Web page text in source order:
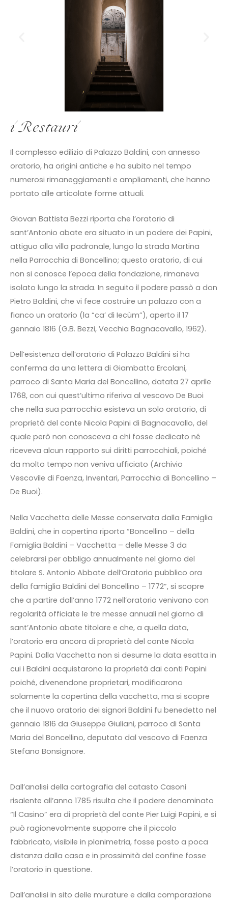
i Restauri
Il complesso edilizio di Palazzo Baldini, con annesso
oratorio, ha origini antiche e ha subito nel tempo
numerosi rimaneggiamenti e ampliamenti, che hanno
portato alle articolate forme attuali.
Giovan Battista Bezzi riporta che l’oratorio di
sant’Antonio abate era situato in un podere dei Papini,
attiguo alla villa padronale, lungo la strada Martina
nella Parrocchia di Boncellino; questo oratorio, di cui
non si conosce l’epoca della fondazione, rimaneva
isolato lungo la strada. In seguito il podere passò a don
Pietro Baldini, che vi fece costruire un palazzo con a
fianco un oratorio (la “ca’ di Iecùm”), aperto il 17
gennaio 1816 (G.B. Bezzi, Vecchia Bagnacavallo, 1962).
Dell’esistenza dell’oratorio di Palazzo Baldini si ha
conferma da una lettera di Giambatta Ercolani,
parroco di Santa Maria del Boncellino, datata 27 aprile
1768, con cui quest’ultimo riferiva al vescovo De Buoi
che nella sua parrocchia esisteva un solo oratorio, di
proprietà del conte Nicola Papini di Bagnacavallo, del
quale però non conosceva a chi fosse dedicato né
riceveva alcun rapporto sui diritti parrocchiali, poiché
da molto tempo non veniva ufficiato (Archivio
Vescovile di Faenza, Inventari, Parrocchia di Boncellino –
De Buoi).
Nella Vacchetta delle Messe conservata dalla Famiglia
Baldini, che in copertina riporta “Boncellino – della
Famiglia Baldini – Vacchetta – delle Messe 3 da
celebrarsi per obbligo annualmente nel giorno del
titolare S. Antonio Abbate dell’Oratorio pubblico ora
della famiglia Baldini del Boncellino – 1772”, si scopre
che a partire dall’anno 1772 nell’oratorio venivano con
regolarità officiate le tre messe annuali nel giorno di
sant’Antonio abate titolare e che, a quella data,
l’oratorio era ancora di proprietà del conte Nicola
Papini. Dalla Vacchetta non si desume la data esatta in
cui i Baldini acquistarono la proprietà dai conti Papini
poiché, divenendone proprietari, modificarono
solamente la copertina della vacchetta, ma si scopre
che il nuovo oratorio dei signori Baldini fu benedetto nel
gennaio 1816 da Giuseppe Giuliani, parroco di Santa
Maria del Boncellino, deputato dal vescovo di Faenza
Stefano Bonsignore.
Dall’analisi della cartografia del catasto Casoni
risalente all’anno 1785 risulta che il podere denominato
“Il Casino” era di proprietà del conte Pier Luigi Papini, e si
può ragionevolmente supporre che il piccolo
fabbricato, visibile in planimetria, fosse posto a poca
distanza dalla casa e in prossimità del confine fosse
l’oratorio in questione.
Dall’analisi in sito delle murature e dalla comparazione